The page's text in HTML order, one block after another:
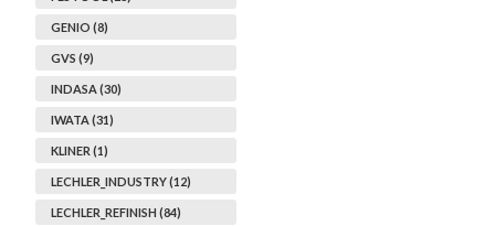
GENIO (8)
GVS (9)
INDASA (30)
IWATA (31)
KLINER (1)
LECHLER_INDUSTRY (12)
LECHLER_REFINISH (84)